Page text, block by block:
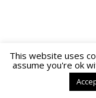
This website uses
assume you're ok